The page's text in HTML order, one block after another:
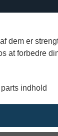
dem er
at forbedre
indhold
eller under